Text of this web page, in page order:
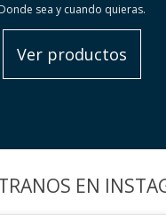
Donde sea y cuando quieras.
Ver productos
EN